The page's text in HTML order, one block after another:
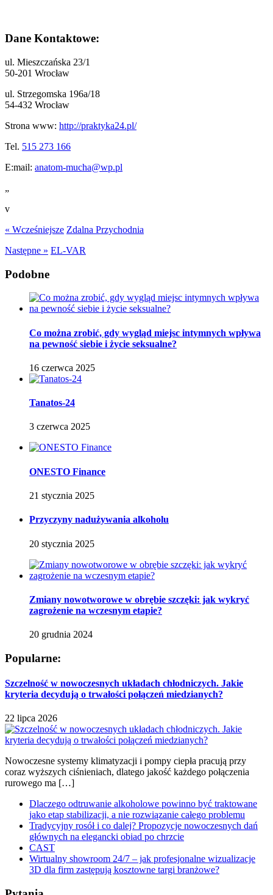
Dane Kontaktowe:
ul. Mieszczańska 23/1
50-201 Wrocław
ul. Strzegomska 196a/18
54-432 Wrocław
Strona www: http://praktyka24.pl/
Tel. 515 273 166
E:mail: anatom-mucha@wp.pl
„
v
« Wcześniejsze Zdalna Przychodnia
Następne » EL-VAR
Podobne
Co można zrobić, gdy wygląd miejsc intymnych wpływa
na pewność siebie i życie seksualne?
16 czerwca 2025
Tanatos-24
3 czerwca 2025
ONESTO Finance
21 stycznia 2025
Przyczyny nadużywania alkoholu
20 stycznia 2025
Zmiany nowotworowe w obrębie szczęki: jak wykryć
zagrożenie na wczesnym etapie?
20 grudnia 2024
Popularne:
Szczelność w nowoczesnych układach chłodniczych. Jakie
kryteria decydują o trwałości połączeń miedzianych?
22 lipca 2026
Nowoczesne systemy klimatyzacji i pompy ciepła pracują przy
coraz wyższych ciśnieniach, dlatego jakość każdego połączenia
rurowego ma […]
Dlaczego odtruwanie alkoholowe powinno być traktowane
jako etap stabilizacji, a nie rozwiązanie całego problemu
Tradycyjny rosół i co dalej? Propozycje nowoczesnych dań
głównych na elegancki obiad po chrzcie
CAST
Wirtualny showroom 24/7 – jak profesjonalne wizualizacje
3D dla firm zastępują kosztowne targi branżowe?